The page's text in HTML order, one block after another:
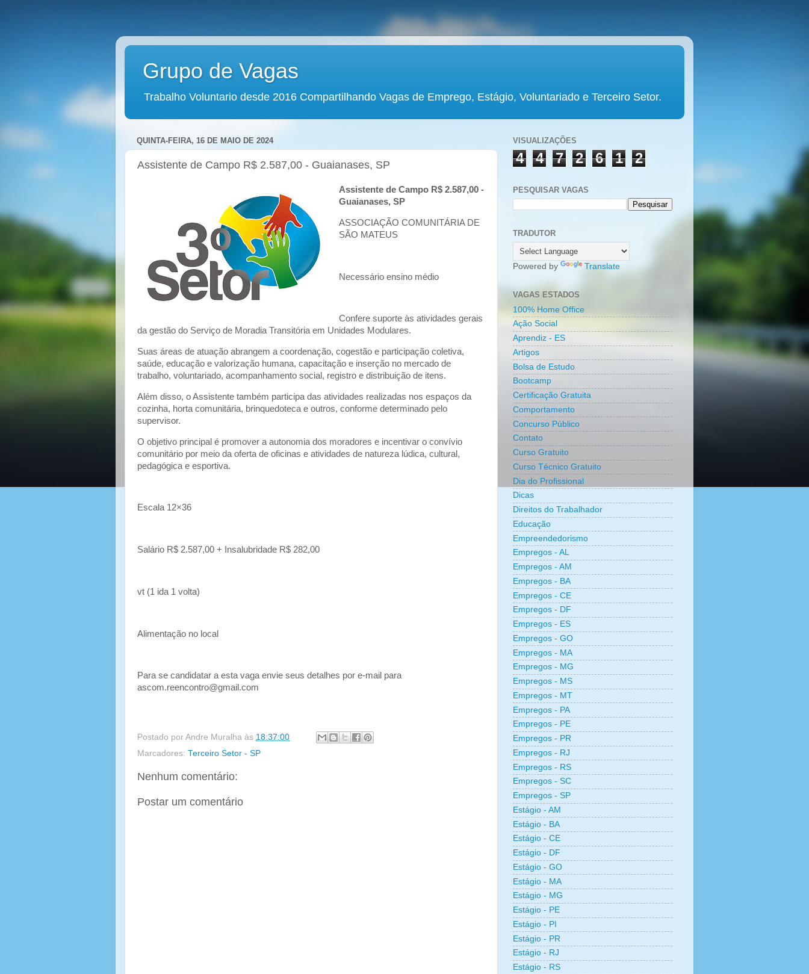
Grupo de Vagas
Trabalho Voluntario desde 2016 Compartilhando Vagas de Emprego, Estágio, Voluntariado e Terceiro Setor.
QUINTA-FEIRA, 16 DE MAIO DE 2024
Assistente de Campo R$ 2.587,00 - Guaianases, SP
Assistente de Campo R$ 2.587,00 -
Guaianases, SP
ASSOCIAÇÃO COMUNITÁRIA DE
SÃO MATEUS
Necessário ensino médio
Confere suporte às atividades gerais
da gestão do Serviço de Moradia Transitória em Unidades Modulares.
Suas áreas de atuação abrangem a coordenação, cogestão e participação coletiva,
saúde, educação e valorização humana, capacitação e inserção no mercado de
trabalho, voluntariado, acompanhamento social, registro e distribuição de itens.
Além disso, o Assistente também participa das atividades realizadas nos espaços da
cozinha, horta comunitária, brinquedoteca e outros, conforme determinado pelo
supervisor.
O objetivo principal é promover a autonomia dos moradores e incentivar o convívio
comunitário por meio da oferta de oficinas e atividades de natureza lúdica, cultural,
pedagógica e esportiva.
Escala 12×36
Salário R$ 2.587,00 + Insalubridade R$ 282,00
vt (1 ida 1 volta)
Alimentação no local
Para se candidatar a esta vaga envie seus detalhes por e-mail para
ascom.reencontro@gmail.com
Postado por Andre Muralha às 18:37:00
Marcadores: Terceiro Setor - SP
Nenhum comentário:
Postar um comentário
VISUALIZAÇÕES
4 4 7 2 6 1 2
PESQUISAR VAGAS
TRADUTOR
Powered by Translate
VAGAS ESTADOS
100% Home Office
Ação Social
Aprendiz - ES
Artigos
Bolsa de Estudo
Bootcamp
Certificação Gratuita
Comportamento
Concurso Público
Contato
Curso Gratuito
Curso Técnico Gratuito
Dia do Profissional
Dicas
Direitos do Trabalhador
Educação
Empreendedorismo
Empregos - AL
Empregos - AM
Empregos - BA
Empregos - CE
Empregos - DF
Empregos - ES
Empregos - GO
Empregos - MA
Empregos - MG
Empregos - MS
Empregos - MT
Empregos - PA
Empregos - PE
Empregos - PR
Empregos - RJ
Empregos - RS
Empregos - SC
Empregos - SP
Estágio - AM
Estágio - BA
Estágio - CE
Estágio - DF
Estágio - GO
Estágio - MA
Estágio - MG
Estágio - PE
Estágio - PI
Estágio - PR
Estágio - RJ
Estágio - RS